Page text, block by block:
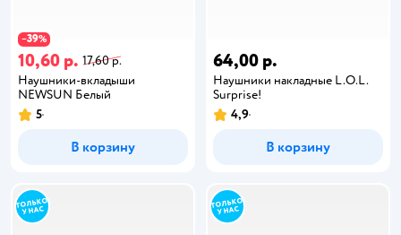
−39%
10,60 р. 17,60 р.
Наушники-вкладыши
NEWSUN Белый
5
В корзину
64,00 р.
Наушники накладные L.O.L.
Surprise!
4,9
В корзину